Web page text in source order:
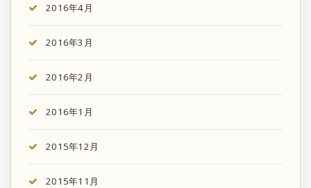
2016年4月
2016年3月
2016年2月
2016年1月
2015年12月
2015年11月